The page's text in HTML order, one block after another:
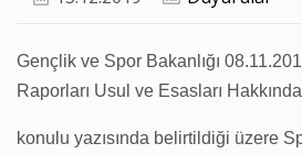
Gençlik ve Spor Bakanlığı
Raporları Usul ve Esasları
konulu yazısında belirtildiği üzere